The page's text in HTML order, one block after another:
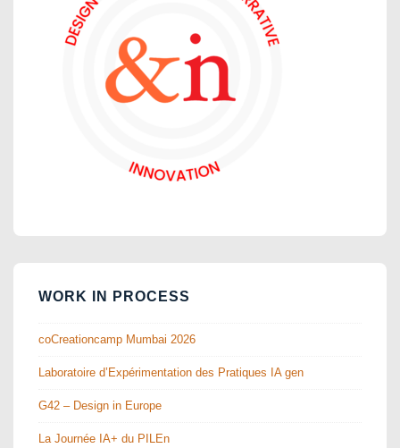
WORK IN PROCESS
coCreationcamp Mumbai 2026
Laboratoire d’Expérimentation des Pratiques IA gen
G42 – Design in Europe
La Journée IA+ du PILEn